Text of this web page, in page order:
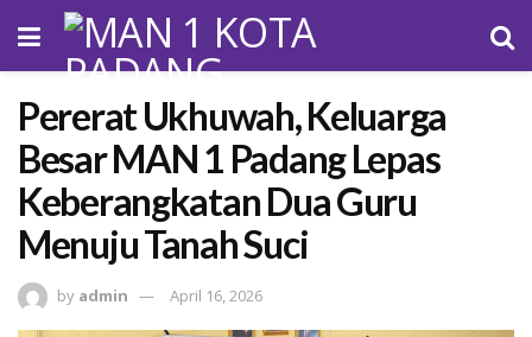
Pererat Ukhuwah, Keluarga
Besar MAN 1 Padang Lepas
Keberangkatan Dua Guru
Menuju Tanah Suci
by admin April 16, 2026